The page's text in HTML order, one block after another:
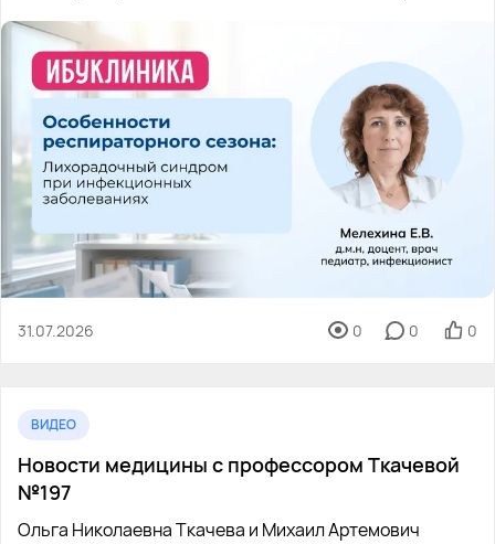
31.07.2026 0 0 0
ВИДЕО
Новости медицины с профессором Ткачевой
№197
Ольга Николаевна Ткачева и Михаил Артемович